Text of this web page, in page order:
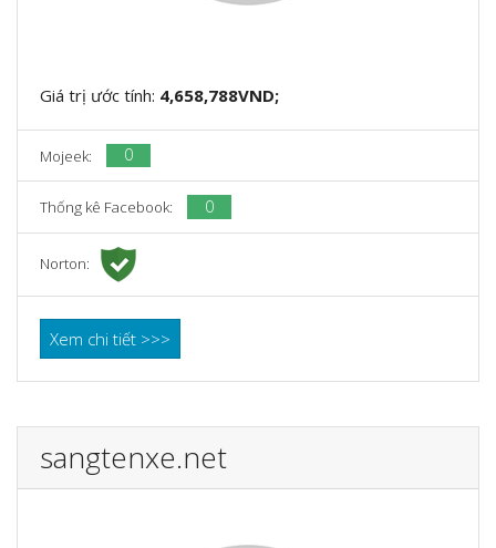
Giá trị ước tính: 4,658,788VND;
Mojeek: 0
Thống kê Facebook: 0
Norton:
Xem chi tiết >>>
sangtenxe.net